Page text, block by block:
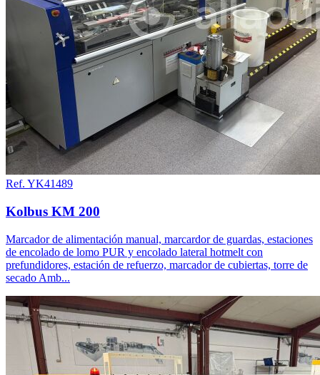
Ref. YK41489
Kolbus KM 200
Marcador de alimentación manual, marcardor de guardas, estaciones
de encolado de lomo PUR y encolado lateral hotmelt con
prefundidores, estación de refuerzo, marcador de cubiertas, torre de
secado Amb...